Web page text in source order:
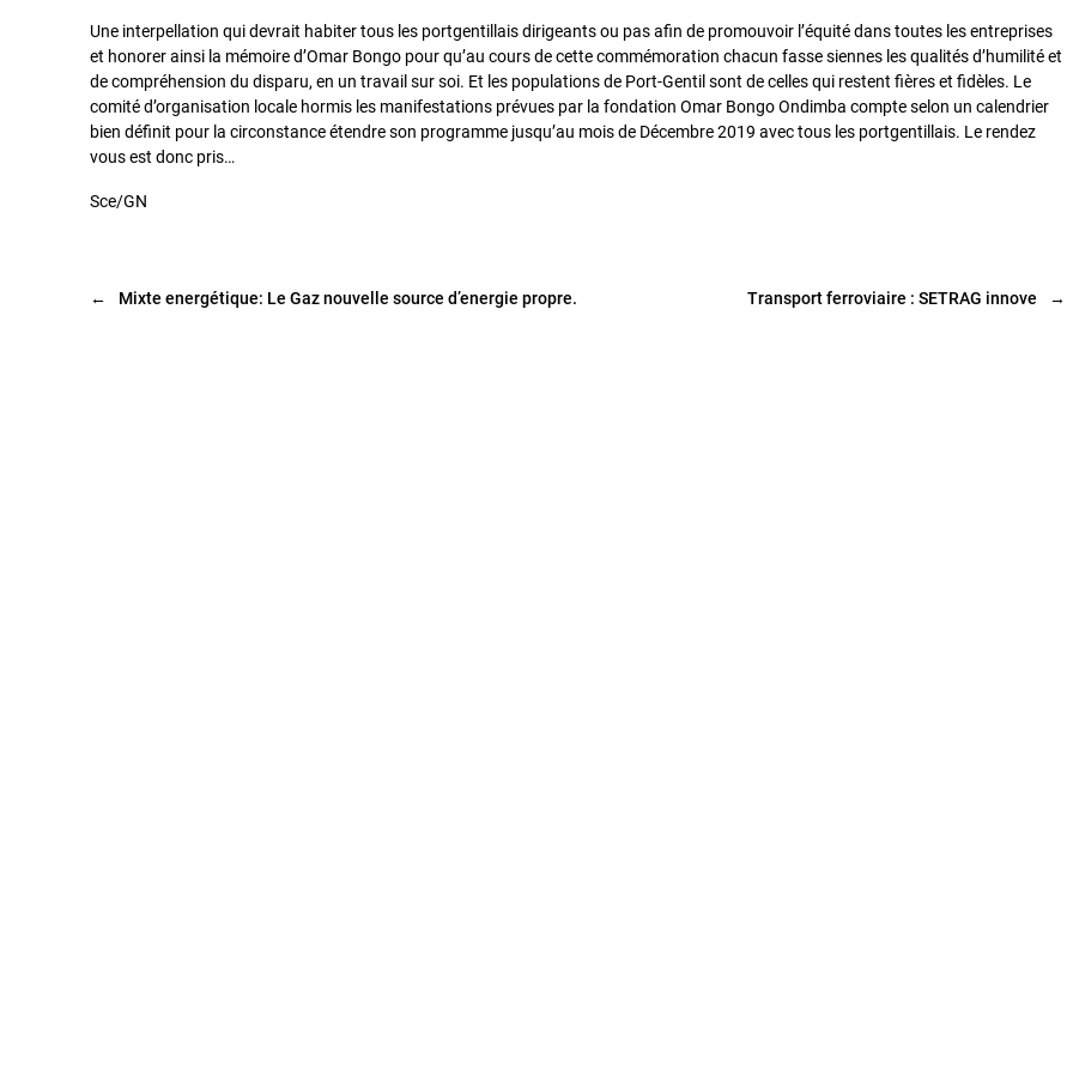
Une interpellation qui devrait habiter tous les portgentillais dirigeants ou pas afin de promouvoir l’équité dans toutes les entreprises
et honorer ainsi la mémoire d’Omar Bongo pour qu’au cours de cette commémoration chacun fasse siennes les qualités d’humilité et
de compréhension du disparu, en un travail sur soi. Et les populations de Port-Gentil sont de celles qui restent fières et fidèles. Le
comité d’organisation locale hormis les manifestations prévues par la fondation Omar Bongo Ondimba compte selon un calendrier
bien définit pour la circonstance étendre son programme jusqu’au mois de Décembre 2019 avec tous les portgentillais. Le rendez
vous est donc pris…
Sce/GN
← Mixte energétique: Le Gaz nouvelle source d’energie propre. →
Transport ferroviaire : SETRAG innove